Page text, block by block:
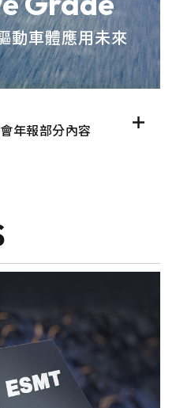
動車體應用未來
年報部分內容